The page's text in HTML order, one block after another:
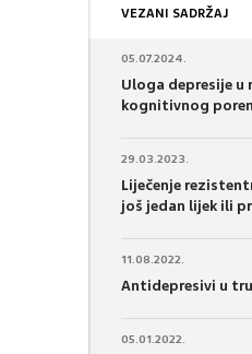
VEZANI SADRŽAJ
05.07.2024.
Uloga depresije
kognitivnog
29.03.2023.
Liječenje
još jedan lijek ili
11.08.2022.
Antidepresivi u
05.01.2022.